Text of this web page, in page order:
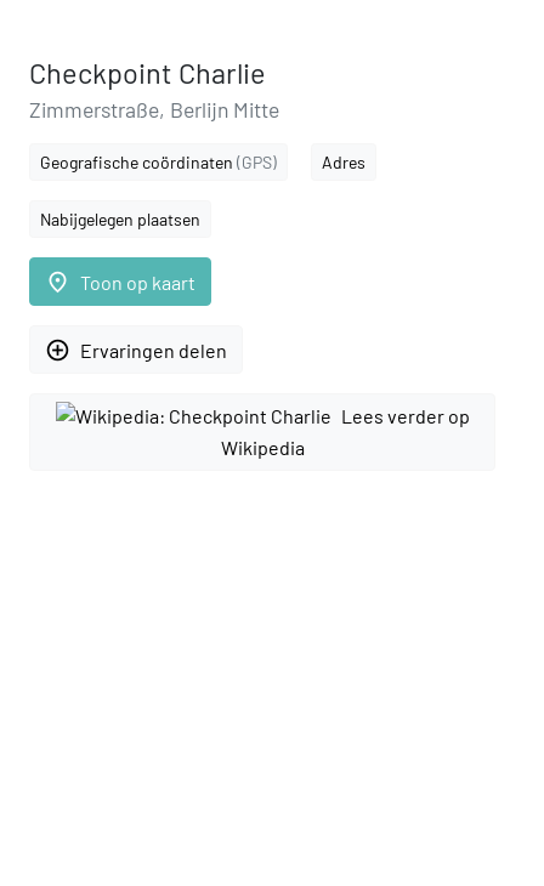
Checkpoint Charlie
Zimmerstraße, Berlijn Mitte
Geografische coördinaten (GPS) Adres
Nabijgelegen plaatsen
place Toon op kaart
add_circle_outline Ervaringen delen
Lees verder op
Wikipedia